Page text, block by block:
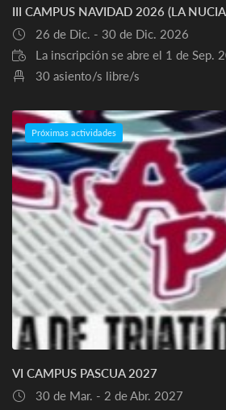
III CAMPUS NAVIDAD 2026 (LA
26 de Dic. - 30 de Dic. 2026
La inscripción se abre el 1 de Sep.
30 asiento/s libre/s
Próximas actividades
VI CAMPUS PASCUA 2027
30 de Mar. - 2 de Abr. 2027